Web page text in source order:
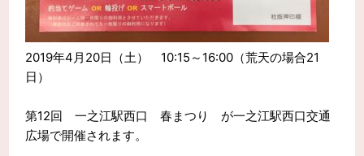
2019年4月20日（土） 10:15～16:00（荒天の場合21
日）
第12回 一之江駅西口 春まつり が一之江駅西口交通
広場で開催されます。